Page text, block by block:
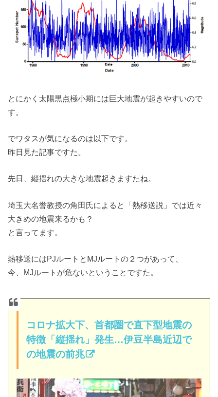
とにかく太陽黒点極小期には巨大地震が起きやすいので
す。
でワタスが気になるのは以下です。
昨日見た記事ですた。
先日、縦揺れの大きな地震起きますたね。
埼玉大名誉教授の角田氏によると「熱移送説」では近々
大きめの地震来るかも？
と言ってます。
熱移送にはPJルートとMJルートの２つがあって、
今、MJルートが危ないということですた。
コロナ拡大下、首都圏で直下型地震の
特徴「縦揺れ」発生…伊豆半島近辺で
の地震の前兆